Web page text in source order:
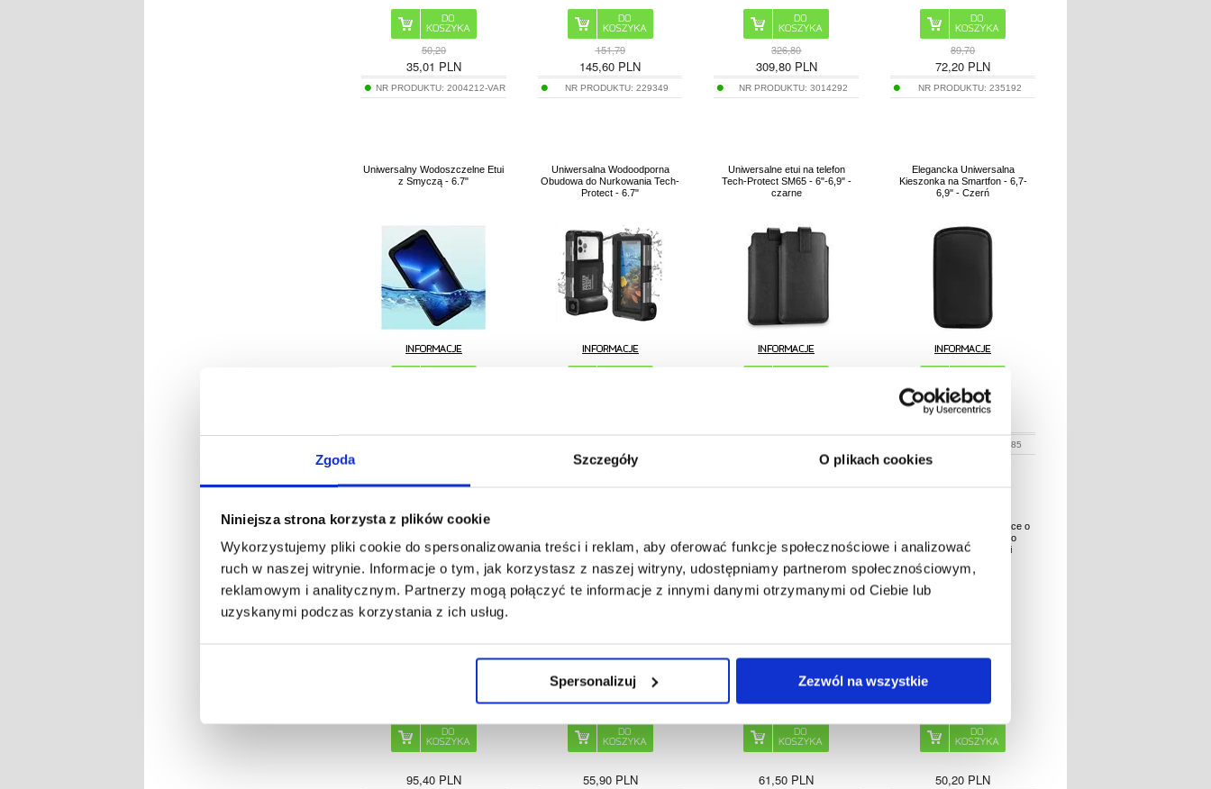
Zgoda Szczegóły O plikach cookies
Niniejsza strona korzysta z plików cookie
Wykorzystujemy pliki cookie do spersonalizowania treści i reklam, aby oferować funkcje społecznościowe i analizować
ruch w naszej witrynie. Informacje o tym, jak korzystasz z naszej witryny, udostępniamy partnerom społecznościowym,
reklamowym i analitycznym. Partnerzy mogą połączyć te informacje z innymi danymi otrzymanymi od Ciebie lub
uzyskanymi podczas korzystania z ich usług.
Spersonalizuj Zezwól na wszystkie
50,20
35,01 PLN
NR PRODUKTU: 2004212-VAR
151,79
145,60 PLN
NR PRODUKTU:229349
326,80
309,80PLN
NR PRODUKTU: 3014292
89,70
72,20 PLN
NR PRODUKTU: 235192
Uniwersalny Wodoszczelne Etui
z Smyczą - 6.7"
Uniwersalna Wodoodporna
Obudowa do Nurkowania Tech-
Protect - 6.7"
Uniwersalne etui na telefon
Tech-Protect SM65 - 6"-6,9" -
czarne
Elegancka Uniwersalna
Kieszonka na Smartfon - 6,7-
6,9" - Czerń
224085
Opaska sportowa Spigen A703
95,40PLN
6.9"
55,90PLN
dla mężczyzn, rozmiar: 17,5 x
61,50 PLN
Wodoodporne etui pływające o
stopniu ochrony IP68 do
pływania, nurkowania i
surfowania - czarne
50,20 PLN